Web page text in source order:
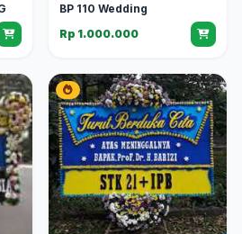
BP 110 Wedding
Rp 1.000.000